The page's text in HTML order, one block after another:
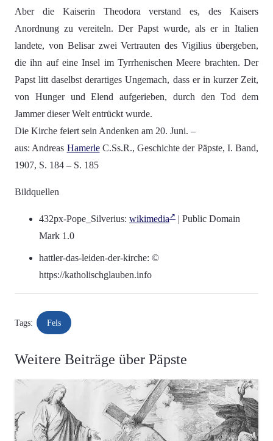
Aber die Kaiserin Theodora verstand es, des Kaisers
Anordnung zu vereiteln. Der Papst wurde, als er in Italien
landete, von Belisar zwei Vertrauten des Vigilius übergeben,
die ihn auf eine Insel im Tyrrhenischen Meere brachten. Der
Papst litt daselbst derartiges Ungemach, dass er in kurzer Zeit,
von Hunger und Elend aufgerieben, durch den Tod dem
Jammer dieser Welt entrückt wurde.
Die Kirche feiert sein Andenken am 20. Juni. –
aus: Andreas HamerleC.Ss.R., Geschichte der Päpste, I. Band,
1907, S. 184 – S. 185
Bildquellen
432px-Pope_Silverius: wikimedia
| Public Domain
Mark 1.0
hattler-das-leiden-der-kirche: ©
https://katholischglauben.info
Tags: Fels
Weitere Beiträge über Päpste